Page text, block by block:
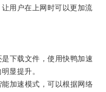
用户在上网时可以更加流
下载文件，使用快鸭加速
显提升。
加速模式，可以根据网络